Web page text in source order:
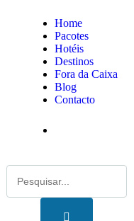
Home
Pacotes
Hotéis
Destinos
Fora da Caixa
Blog
Contacto